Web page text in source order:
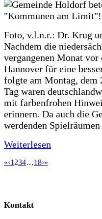
Foto, v.l.n.r.: Dr. Krug
Nachdem die
vergangenen Monat vor
Hannover für eine
folgte am Montag, dem
Tag waren
mit farbenfrohen
erinnern. Da auch die
werdenden Spielräumen
Weiterlesen
«‹1 234…18›»
Kontakt